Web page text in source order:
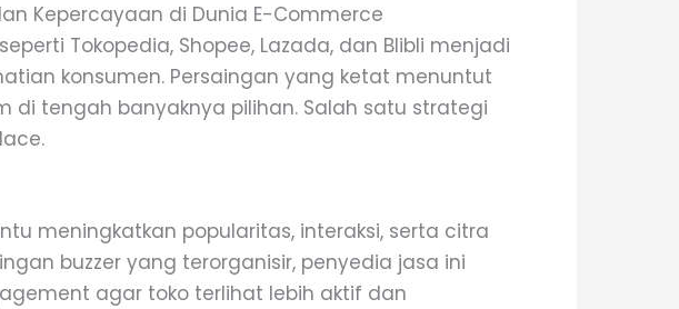
Kepercayaan di Dunia E-Commerce
Tokopedia, Shopee, Lazada, dan Blibli menjadi
konsumen. Persaingan yang ketat menuntut
tengah banyaknya pilihan. Salah satu strategi
meningkatkan popularitas, interaksi, serta citra
buzzer yang terorganisir, penyedia jasa ini
agar toko terlihat lebih aktif dan